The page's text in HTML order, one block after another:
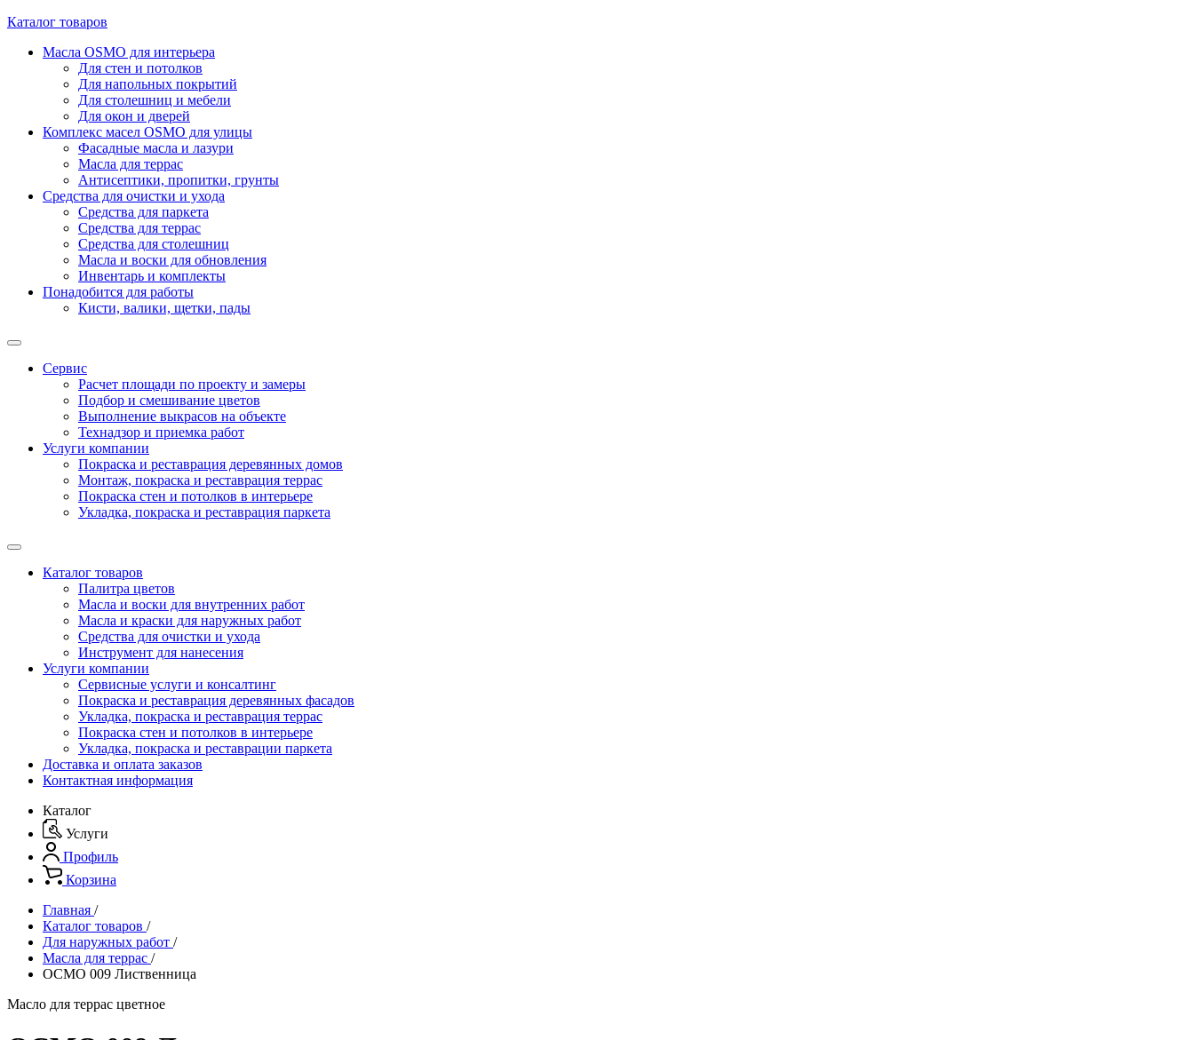
Каталог товаров
Масла OSMO для интерьера
Для стен и потолков
Для напольных покрытий
Для столешниц и мебели
Для окон и дверей
Комплекс масел OSMO для улицы
Фасадные масла и лазури
Масла для террас
Антисептики, пропитки, грунты
Средства для очистки и ухода
Средства для паркета
Средства для террас
Средства для столешниц
Масла и воски для обновления
Инвентарь и комплекты
Понадобится для работы
Кисти, валики, щетки, пады
Сервис
Расчет площади по проекту и замеры
Подбор и смешивание цветов
Выполнение выкрасов на объекте
Технадзор и приемка работ
Услуги компании
Покраска и реставрация деревянных домов
Монтаж, покраска и реставрация террас
Покраска стен и потолков в интерьере
Укладка, покраска и реставрация паркета
Каталог товаров
Палитра цветов
Масла и воски для внутренних работ
Масла и краски для наружных работ
Средства для очистки и ухода
Инструмент для нанесения
Услуги компании
Сервисные услуги и консалтинг
Покраска и реставрация деревянных фасадов
Укладка, покраска и реставрация террас
Покраска стен и потолков в интерьере
Укладка, покраска и реставрации паркета
Доставка и оплата заказов
Контактная информация
Каталог
Услуги
Профиль
Корзина
Главная /
Каталог товаров /
Для наружных работ /
Масла для террас /
OСМО 009 Лиственница
Масло для террас цветное